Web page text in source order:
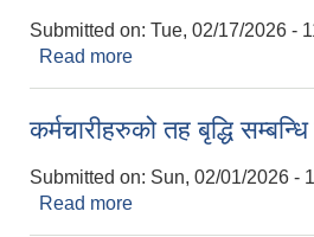
Submitted on: Tue, 02/17/2026 -
Read more
कर्मचारीहरुको तह बृद्धि सम्बन्धि
Submitted on: Sun, 02/01/2026 -
Read more